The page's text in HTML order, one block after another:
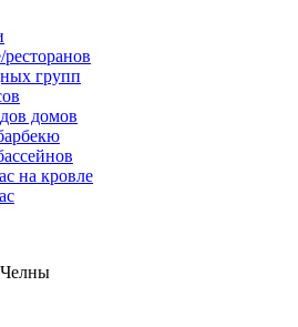
групп
домов
на кровле